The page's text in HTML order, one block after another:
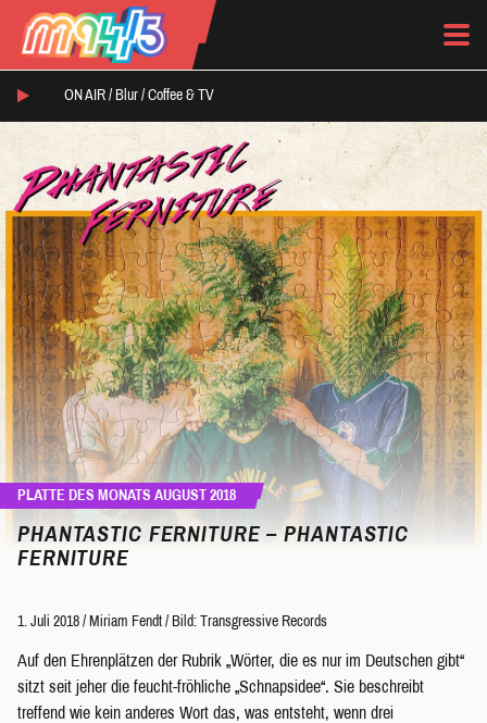
ON AIR / Blur / Coffee & TV
PLATTE DES MONATS AUGUST 2018
PHANTASTIC FERNITURE – PHANTASTIC
FERNITURE
1. Juli 2018 / Miriam Fendt / Bild: Transgressive Records
Auf den Ehrenplätzen der Rubrik „Wörter, die es nur im Deutschen gibt“
sitzt seit jeher die feucht-fröhliche „Schnapsidee“. Sie beschreibt
treffend wie kein anderes Wort das, was entsteht, wenn drei